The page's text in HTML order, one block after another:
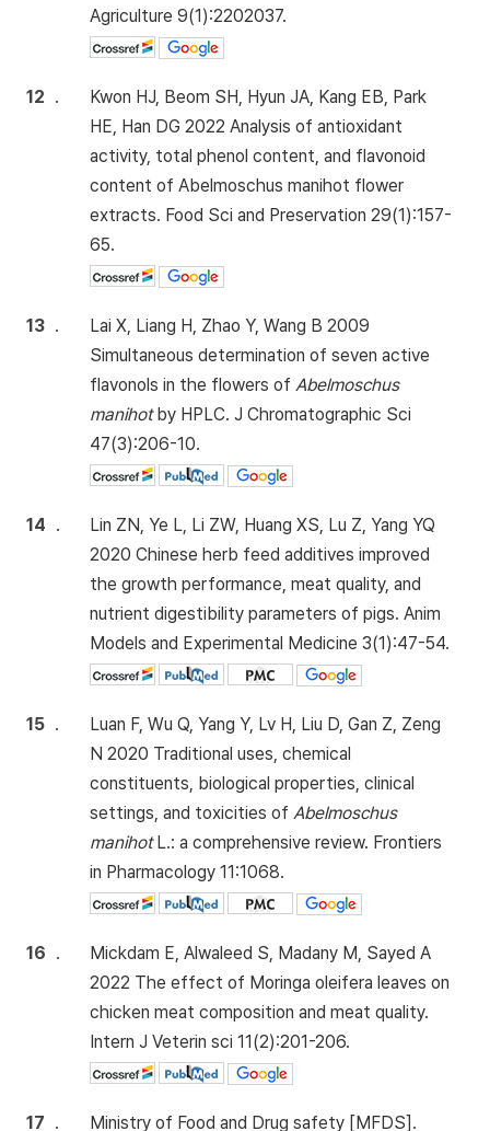
Agriculture 9(1):2202037.
12 .
Kwon HJ, Beom SH, Hyun JA, Kang EB, Park
HE, Han DG 2022 Analysis of antioxidant
activity, total phenol content, and flavonoid
content of Abelmoschus manihot flower
extracts. Food Sci and Preservation 29(1):157-
65.
13 .
Lai X, Liang H, Zhao Y, Wang B 2009
Simultaneous determination of seven active
flavonols in the flowers of Abelmoschus
manihotby HPLC. J Chromatographic Sci
47(3):206-10.
14 .
Lin ZN, Ye L, Li ZW, Huang XS, Lu Z, Yang YQ
2020 Chinese herb feed additives improved
the growth performance, meat quality, and
nutrient digestibility parameters of pigs. Anim
Models and Experimental Medicine 3(1):47-54.
15 .
Luan F, Wu Q, Yang Y, Lv H, Liu D, Gan Z, Zeng
N 2020 Traditional uses, chemical
constituents, biological properties, clinical
settings, and toxicities of Abelmoschus
manihotL.: a comprehensive review. Frontiers
in Pharmacology 11:1068.
16 .
Mickdam E, Alwaleed S, Madany M, Sayed A
2022 The effect of Moringa oleifera leaves on
chicken meat composition and meat quality.
Intern J Veterin sci 11(2):201-206.
17 .
Ministry of Food and Drug safety [MFDS].